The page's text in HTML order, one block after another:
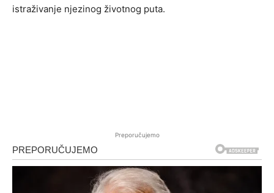
istraživanje njezinog životnog puta.
Preporučujemo